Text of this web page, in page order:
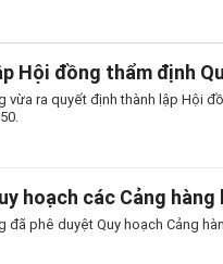
Hội đồng thẩm định
vừa ra quyết định thành lập Hội
hoạch các Cảng
đã phê duyệt Quy hoạch Cảng